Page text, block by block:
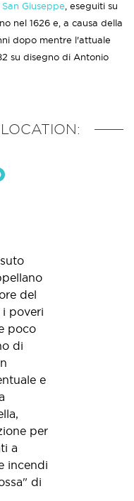
Giuseppe , eseguiti su
nel 1626 e, a causa della
dopo mentre l'attuale
su disegno di Antonio
del
poveri
poco
di
e
per
a
incendi
di